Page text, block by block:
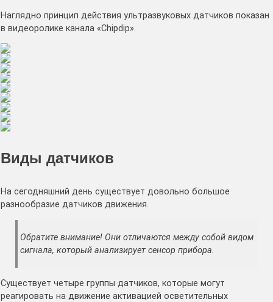
Наглядно принцип действия ультразвуковых датчиков показан
в видеоролике канала «Chipdip».
Виды датчиков
На сегодняшний день существует довольно большое
разнообразие датчиков движения.
Обратите внимание! Они отличаются между собой видом
сигнала, который анализирует сенсор прибора.
Существует четыре группы датчиков, которые могут
реагировать на движение активацией осветительных